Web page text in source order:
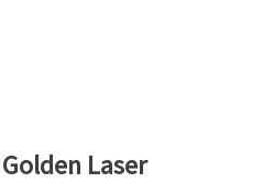
Laser